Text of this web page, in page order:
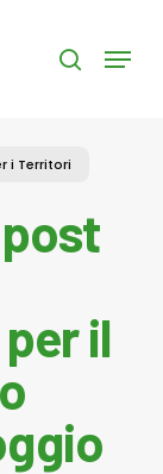
search
Menu
i Territori
il